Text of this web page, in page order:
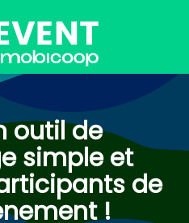
outil de
simple et
de
!